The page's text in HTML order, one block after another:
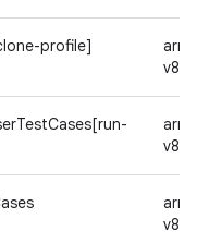
profile]
v8a
v8a
v8a